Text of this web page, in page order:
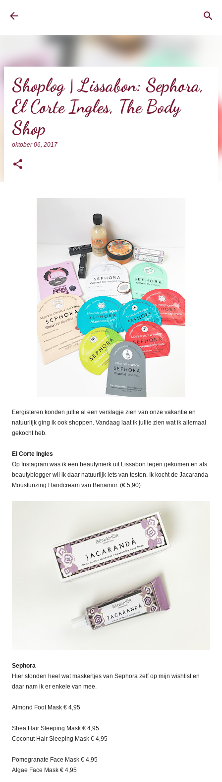
Shoplog | Lissabon: Sephora,
El Corte Ingles, The Body
Shop
oktober 06, 2017
Eergisteren konden jullie al een verslagje zien van onze vakantie en
natuurlijk ging ik ook shoppen. Vandaag laat ik jullie zien wat ik allemaal
gekocht heb.
El Corte Ingles
Op Instagram was ik een beautymerk uit Lissabon tegen gekomen en als
beautyblogger wil ik daar natuurlijk iets van testen. Ik kocht de Jacaranda
Mousturizing Handcream van Benamor. (€ 5,90)
Sephora
Hier stonden heel wat maskertjes van Sephora zelf op mijn wishlist en
daar nam ik er enkele van mee.
Almond Foot Mask € 4,95
Shea Hair Sleeping Mask € 4,95
Coconut Hair Sleeping Mask € 4,95
Pomegranate Face Mask € 4,95
Algae Face Mask € 4,95